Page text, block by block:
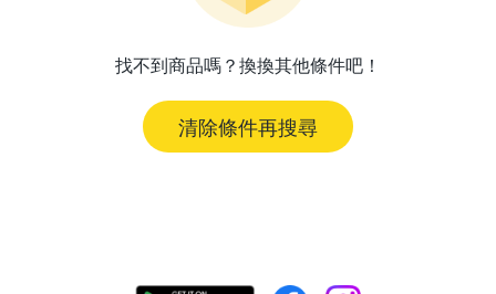
找不到商品嗎？換換其他條件吧！
清除條件再搜尋